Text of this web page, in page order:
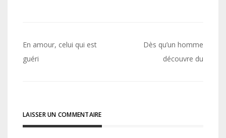
Navigation
de
En amour, celui qui est
guéri
Dès qu’un homme
découvre du
LAISSER UN COMMENTAIRE